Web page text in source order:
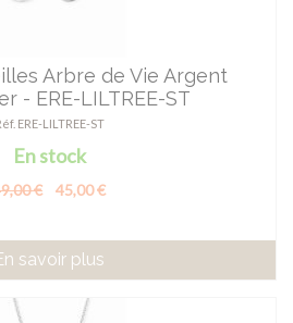
Arbre de Vie Argent
- ERE-LILTREE-ST
ERE-LILTREE-ST
En stock
€ 45,00 €
savoir plus